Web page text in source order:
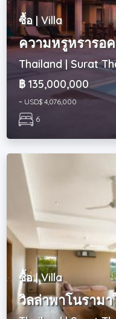
ซื้อ | Villa
ความหรูหรารอ
Thailand | Surat
฿ 135,000,000
~ USD$ 4,076,000
6
ซื้อ | Villa
วิลล่าพาโนราม